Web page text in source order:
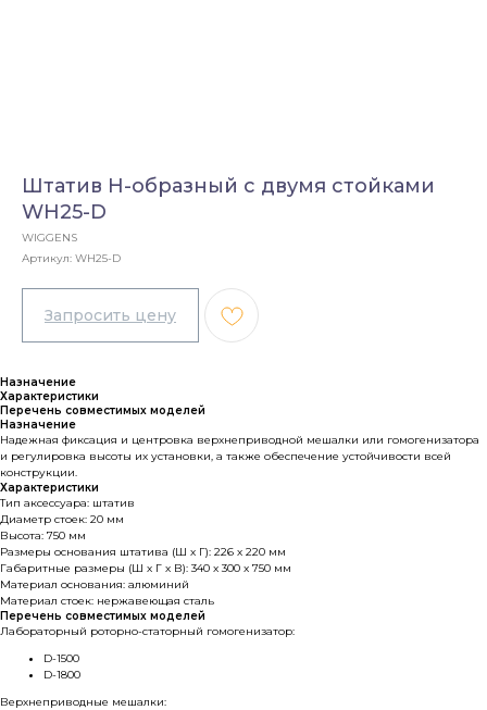
Штатив Н-образный с двумя стойками
WH25-D
WIGGENS
Артикул: WH25-D
Назначение
Характеристики
Перечень совместимых моделей
Назначение
Надежная фиксация и центровка верхнеприводной мешалки или гомогенизатора
и регулировка высоты их установки, а также обеспечение устойчивости всей
конструкции.
Характеристики
Тип аксессуара: штатив
Диаметр стоек: 20 мм
Высота: 750 мм
Размеры основания штатива (Ш х Г): 226 х 220 мм
Габаритные размеры (Ш х Г х В): 340 x 300 x 750 мм
Материал основания: алюминий
Материал стоек: нержавеющая сталь
Перечень совместимых моделей
Лабораторный роторно-статорный гомогенизатор:
D-1500
D-1800
Верхнеприводные мешалки: